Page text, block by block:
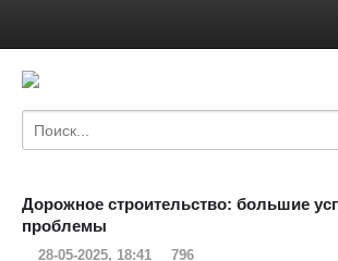
Дорожное строительство: большие
проблемы
28-05-2025, 18:41 796